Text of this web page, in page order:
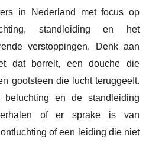
in Nederland met focus op
standleiding en het
verstoppingen. Denk aan
dat borrelt, een douche die
gootsteen die lucht teruggeeft.
en de standleiding
of er sprake is van
of een leiding die niet